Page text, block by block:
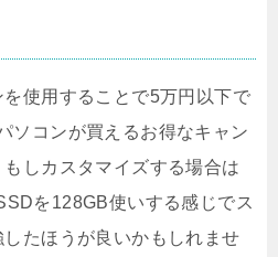
使用することで5万円以下で
ソコンが買えるお得なキャン
しカスタマイズする場合は
を128GB使いする感じでス
したほうが良いかもしれませ